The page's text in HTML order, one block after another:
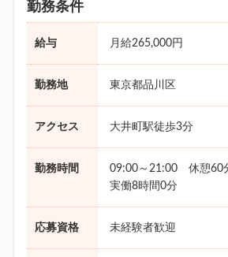
勤務条件
給与 月給265,000円
勤務地 東京都品川区
アクセス 大井町駅徒歩3分
勤務時間
09:00～21:00 休憩60
実働8時間0分
応募資格 未経験者歓迎